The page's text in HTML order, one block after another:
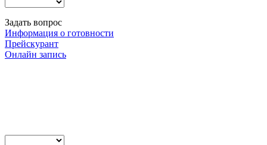
Задать вопрос
Информация о готовности
Прейскурант
Онлайн запись